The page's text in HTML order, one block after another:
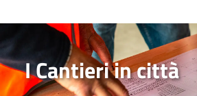
I Cantieri in città